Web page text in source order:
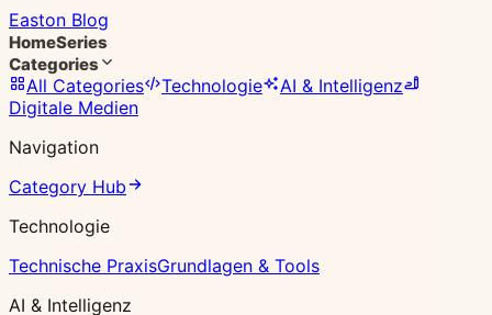
Easton Blog
HomeSeries
Categories
All Categories Technologie
AI & Intelligenz
Digitale Medien
Navigation
Category Hub
Technologie
Technische PraxisGrundlagen & Tools
AI & Intelligenz